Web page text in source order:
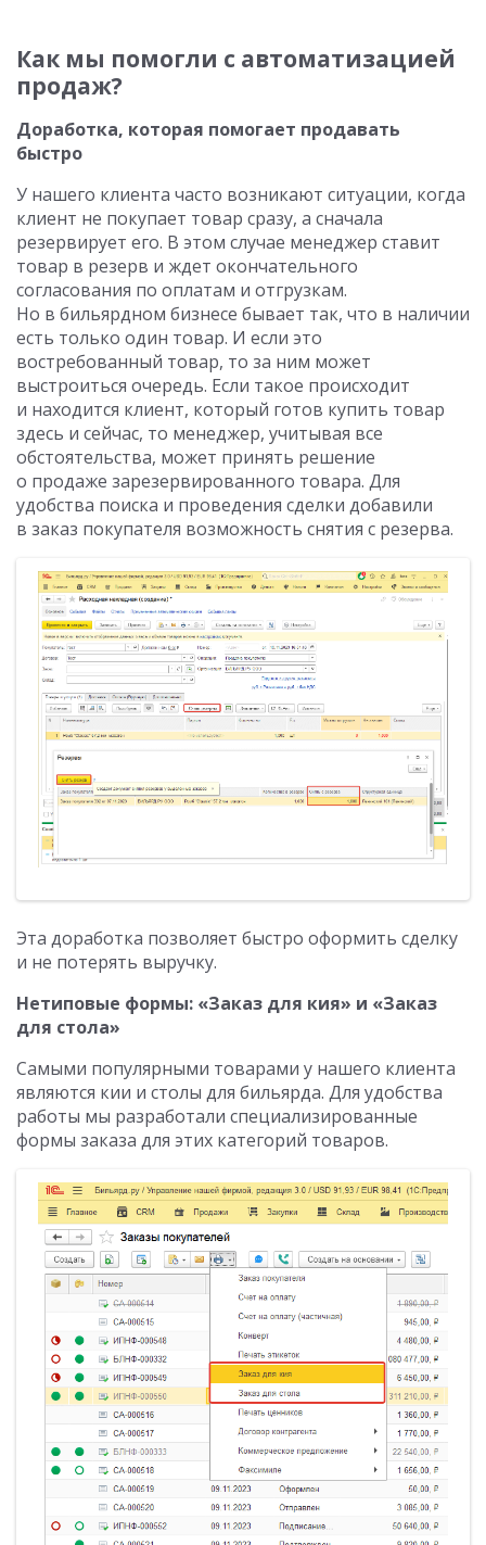
Как мы помогли с автоматизацией
продаж?
Доработка, которая помогает продавать
быстро
У нашего клиента часто возникают ситуации, когда
клиент не покупает товар сразу, а сначала
резервирует его. В этом случае менеджер ставит
товар в резерв и ждет окончательного
согласования по оплатам и отгрузкам.
Но в бильярдном бизнесе бывает так, что в наличии
есть только один товар. И если это
востребованный товар, то за ним может
выстроиться очередь. Если такое происходит
и находится клиент, который готов купить товар
здесь и сейчас, то менеджер, учитывая все
обстоятельства, может принять решение
о продаже зарезервированного товара. Для
удобства поиска и проведения сделки добавили
в заказ покупателя возможность снятия с резерва.
Эта доработка позволяет быстро оформить сделку
и не потерять выручку.
Нетиповые формы: «Заказ для кия» и «Заказ
для стола»
Самыми популярными товарами у нашего клиента
являются кии и столы для бильярда. Для удобства
работы мы разработали специализированные
формы заказа для этих категорий товаров.